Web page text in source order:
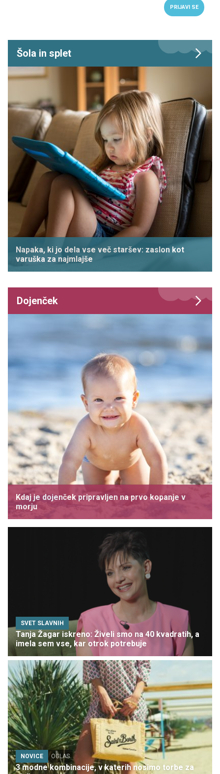
PRIJAVI SE
Šola in splet
Napaka, ki jo dela vse več staršev: zaslon kot
varuška za najmlajše
Dojenček
Kdaj je dojenček pripravljen na prvo kopanje v
morju
SVET SLAVNIH
Tanja Žagar iskreno: Živeli smo na 40 kvadratih, a
imela sem vse, kar otrok potrebuje
NOVICE OGLAS
3 modne kombinacije, v katerih nosimo torbe za